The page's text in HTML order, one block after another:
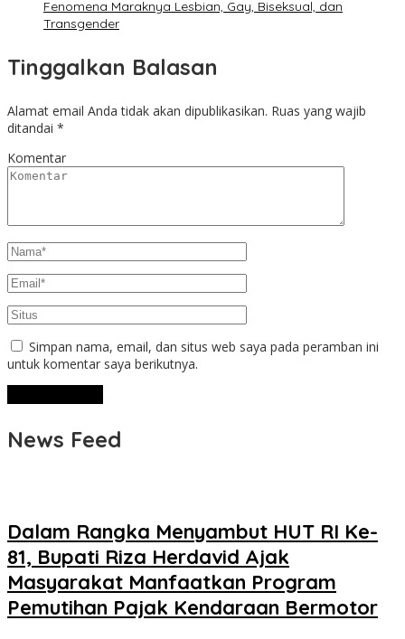
Fenomena Maraknya Lesbian, Gay, Biseksual, dan
Transgender
Tinggalkan Balasan
Alamat email Anda tidak akan dipublikasikan. Ruas yang wajib
ditandai *
Komentar
Simpan nama, email, dan situs web saya pada peramban ini
untuk komentar saya berikutnya.
News Feed
Dalam Rangka Menyambut HUT RI Ke-
81, Bupati Riza Herdavid Ajak
Masyarakat Manfaatkan Program
Pemutihan Pajak Kendaraan Bermotor